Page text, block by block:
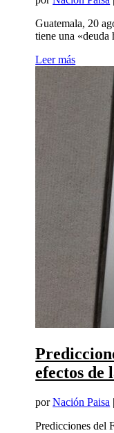
Guatemala, 20
tiene una «deuda
Leer más
efectos de
porNación Paisa
Predicciones del